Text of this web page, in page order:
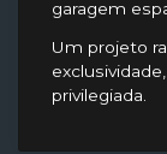
garagem
Um projeto
privilegiada.